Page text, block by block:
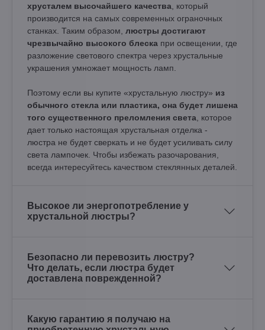
хрусталем высочайшего качества , который
производится на самых современных ограночных
станках. Таким образом, люстры достигают
чрезвычайно высокого блеска при освещении, где
разложение светового спектра через хрустальные
украшения умножает мощность ламп.
Поэтому если вы купите «хрустальную люстру» из
обычного стекла или пластика, она будет лишена
того существенного преломления света , которое
дает только настоящая хрустальная отделка -
люстра не будет сверкать и не будет усиливать силу
света лампочек. Чтобы избежать разочарования,
всегда интересуйтесь качеством стеклянных деталей.
Высокое ли энергопотребление у
хрустальной люстры?
Безопасно ли перевозить люстру?
Что делать, если люстра будет
доставлена поврежденной?
Какую гарантию я получаю на